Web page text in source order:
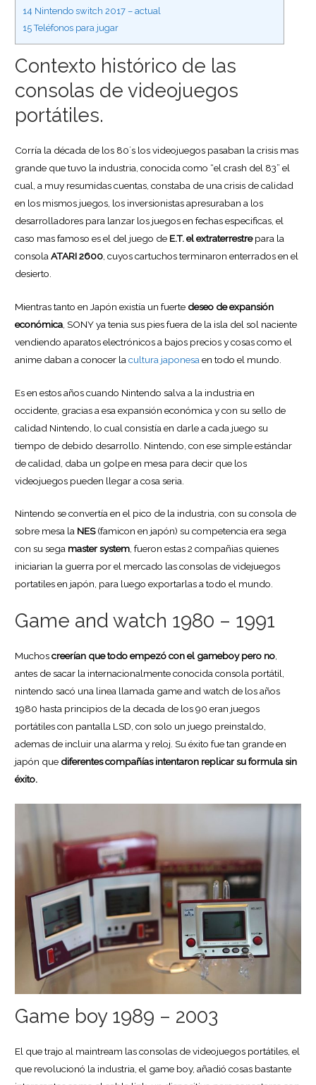
14 Nintendo switch 2017 – actual
15Teléfonos para jugar
Contexto histórico de las
consolas de videojuegos
portátiles.
Corría la década de los 80´s los videojuegos pasaban la crisis mas
grande que tuvo la industria, conocida como “el crash del 83” el
cual, a muy resumidas cuentas, constaba de una crisis de calidad
en los mismos juegos, los inversionistas apresuraban a los
desarrolladores para lanzar los juegos en fechas especificas, el
caso mas famoso es el del juego de E.T. el extraterrestrepara la
consolaATARI 2600 , cuyos cartuchos terminaron enterrados en el
desierto.
Mientras tanto en Japón existía un fuerte deseo de expansión
económica , SONY ya tenia sus pies fuera de la isla del sol naciente
vendiendo aparatos electrónicos a bajos precios y cosas como el
anime daban a conocer lacultura japonesa en todo el mundo.
Es en estos años cuando Nintendo salva a la industria en
occidente, gracias a esa expansión económica y con su sello de
calidad Nintendo, lo cual consistía en darle a cada juego su
tiempo de debido desarrollo. Nintendo, con ese simple estándar
de calidad, daba un golpe en mesa para decir que los
videojuegos pueden llegar a cosa seria.
Nintendo se convertía en el pico de la industria, con su consola de
sobre mesa la NES(famicon en japón) su competencia era sega
con su sega master system, fueron estas 2 compañias quienes
iniciarian la guerra por el mercado las consolas de videjuegos
portatiles en japón, para luego exportarlas a todo el mundo.
Game and watch 1980 – 1991
Muchoscreerían que todo empezó con el gameboy pero no,
antes de sacar la internacionalmente conocida consola portátil,
nintendo sacó una linea llamada game and watch de los años
1980 hasta principios de la decada de los 90 eran juegos
portátiles con pantalla LSD, con solo un juego preinstaldo,
ademas de incluir una alarma y reloj. Su éxito fue tan grande en
japón que diferentes compañías intentaron replicar su formula sin
éxito.
Game boy 1989 – 2003
El que trajo al maintream las consolas de videojuegos portátiles, el
que revolucionó la industria, el game boy, añadió cosas bastante